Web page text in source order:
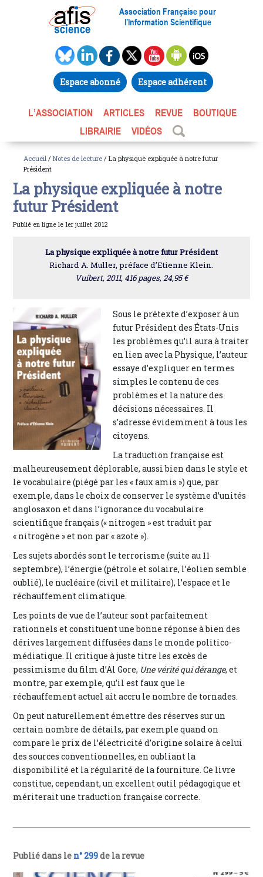
Association Française pour
l’Information Scientifique
Espace abonné Espace adhérent
L’ASSOCIATION ARTICLES REVUE
BOUTIQUE
LIBRAIRIE
VIDÉOS
Accueil / Notes de lecture / La physique expliquée à notre futur
Président
La physique expliquée à notre
futur Président
Publié en ligne le 1er juillet 2012
La physique expliquée à notre futur Président
Richard A. Muller, préface d’Etienne Klein.
Vuibert, 2011, 416 pages, 24,95 €
Sous le prétexte d’exposer à un
futur Président des États-Unis
les problèmes qu’il aura à traiter
en lien avec la Physique, l’auteur
essaye d’expliquer en termes
simples le contenu de ces
problèmes et la nature des
décisions nécessaires. Il
s’adresse évidemment à tous les
citoyens.
La traduction française est
malheureusement déplorable, aussi bien dans le style et
le vocabulaire (piégé par les « faux amis ») que, par
exemple, dans le choix de conserver le système d’unités
anglosaxon et dans l’ignorance du vocabulaire
scientifique français (« nitrogen » est traduit par
« nitrogène » et non par « azote »).
Les sujets abordés sont le terrorisme (suite au 11
septembre), l’énergie (pétrole et solaire, l’éolien semble
oublié), le nucléaire (civil et militaire), l’espace et le
réchauffement climatique.
Les points de vue de l’auteur sont parfaitement
rationnels et constituent une bonne réponse à bien des
dérives largement diffusées dans le monde politico-
médiatique. Il critique à juste titre les excès de
pessimisme du film d’Al Gore, Une vérité qui dérange, et
montre, par exemple, qu’il est faux que le
réchauffement actuel ait accru le nombre de tornades.
On peut naturellement émettre des réserves sur un
certain nombre de détails, par exemple quand on
compare le prix de l’électricité d’origine solaire à celui
des sources conventionnelles, en oubliant la
disponibilité et la régularité de la fourniture. Ce livre
constitue, cependant, un excellent outil pédagogique et
mériterait une traduction française correcte.
Publié dans le n° 299de la revue